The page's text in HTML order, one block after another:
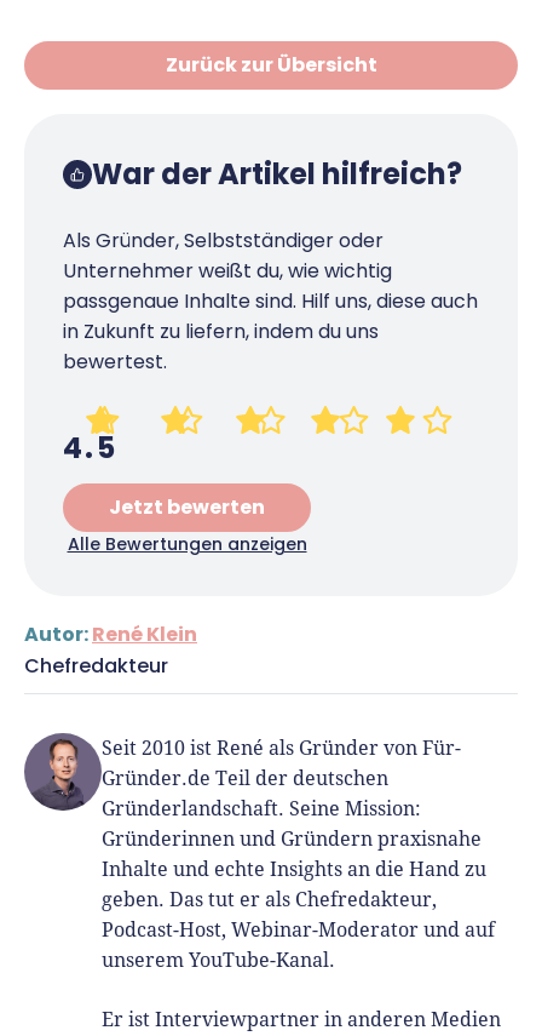
Zurück zur Übersicht
War der Artikel hilfreich?
Als Gründer, Selbstständiger oder
Unternehmer weißt du, wie wichtig
passgenaue Inhalte sind. Hilf uns, diese auch
in Zukunft zu liefern, indem du uns
bewertest.
4.5
Jetzt bewerten
Alle Bewertungen anzeigen
Autor:René Klein
Chefredakteur
Seit 2010 ist René als Gründer von Für-
Gründer.de Teil der deutschen
Gründerlandschaft. Seine Mission:
Gründerinnen und Gründern praxisnahe
Inhalte und echte Insights an die Hand zu
geben. Das tut er als Chefredakteur,
Podcast-Host, Webinar-Moderator und auf
unserem YouTube-Kanal.
Er ist Interviewpartner in anderen Medien